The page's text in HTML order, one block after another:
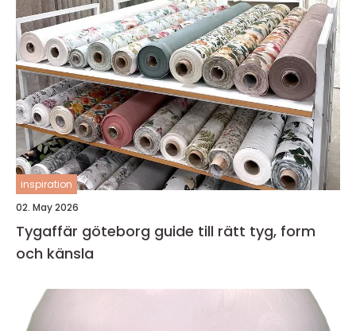
inspiration
02. May 2026
Tygaffär göteborg guide till rätt tyg, form
och känsla